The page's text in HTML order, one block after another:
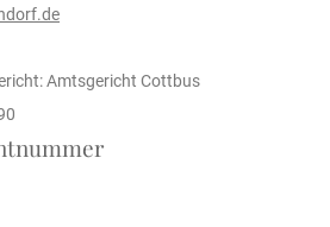
Amtsgericht Cottbus